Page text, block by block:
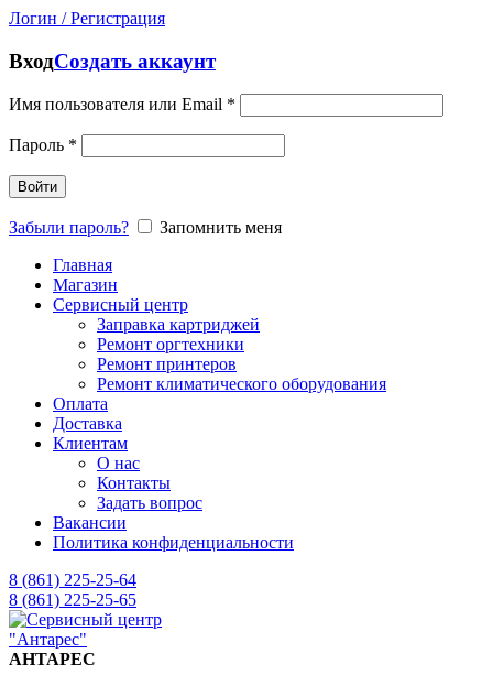
Логин / Регистрация
ВходСоздать аккаунт
Имя пользователя или Email *
Пароль *
Войти
Забыли пароль?
Запомнить меня
Главная
Магазин
Сервисный центр
Заправка картриджей
Ремонт оргтехники
Ремонт принтеров
Ремонт климатического оборудования
Оплата
Доставка
Клиентам
О нас
Контакты
Задать вопрос
Вакансии
Политика конфиденциальности
8 (861) 225-25-64
8 (861) 225-25-65
АНТАРЕС